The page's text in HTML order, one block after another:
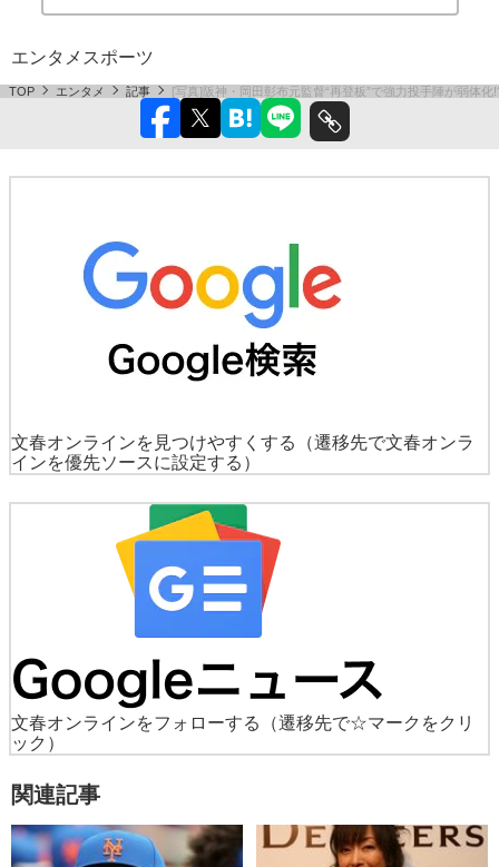
エンタメ スポーツ
TOP エンタメ 記事 [写真]阪神・岡田彰布元監督“再登板”で強力投手陣が弱
文春オンラインを見つけやすくする
（遷移先で文春オンラ
インを優先ソースに設定する）
文春オンラインをフォローする
（遷移先で☆マークをクリ
ック）
関連記事